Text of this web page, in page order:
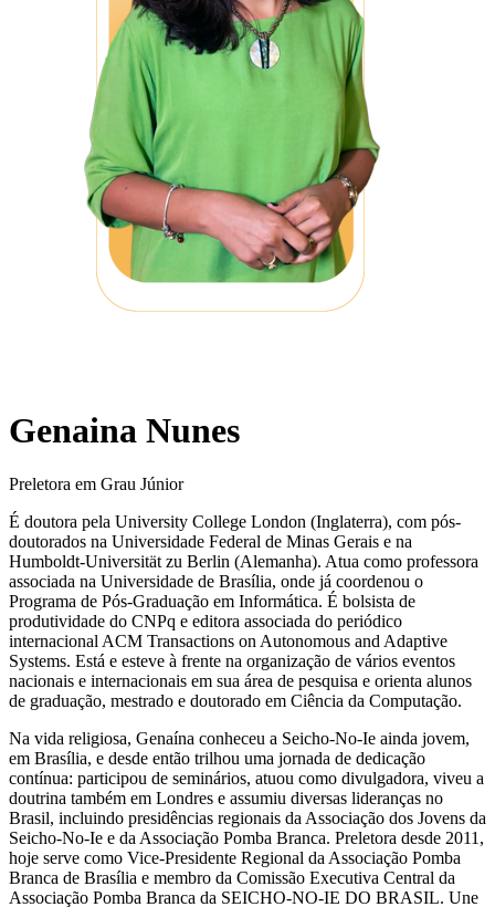
Genaina Nunes
Preletora em Grau Júnior
É doutora pela University College London (Inglaterra), com pós-
doutorados na Universidade Federal de Minas Gerais e na
Humboldt-Universität zu Berlin (Alemanha). Atua como professora
associada na Universidade de Brasília, onde já coordenou o
Programa de Pós-Graduação em Informática. É bolsista de
produtividade do CNPq e editora associada do periódico
internacional ACM Transactions on Autonomous and Adaptive
Systems. Está e esteve à frente na organização de vários eventos
nacionais e internacionais em sua área de pesquisa e orienta alunos
de graduação, mestrado e doutorado em Ciência da Computação.
Na vida religiosa, Genaína conheceu a Seicho-No-Ie ainda jovem,
em Brasília, e desde então trilhou uma jornada de dedicação
contínua: participou de seminários, atuou como divulgadora, viveu a
doutrina também em Londres e assumiu diversas lideranças no
Brasil, incluindo presidências regionais da Associação dos Jovens da
Seicho-No-Ie e da Associação Pomba Branca. Preletora desde 2011,
hoje serve como Vice-Presidente Regional da Associação Pomba
Branca de Brasília e membro da Comissão Executiva Central da
Associação Pomba Branca da SEICHO-NO-IE DO BRASIL. Une